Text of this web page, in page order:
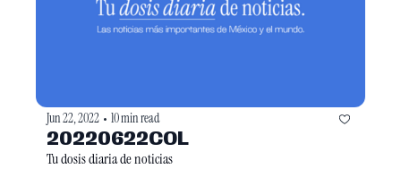
Jun 22, 2022 • 10 min read
20220622COL
Tu dosis diaria de noticias